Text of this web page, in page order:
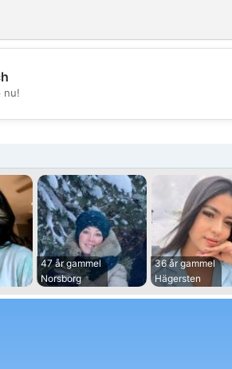
💕
nu!
47 år gammel
Norsborg
36 år gammel
Hägersten